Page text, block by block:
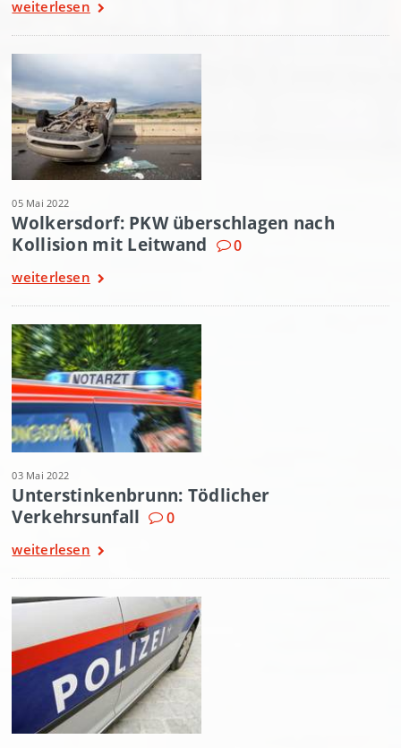
weiterlesen
05 Mai 2022
Wolkersdorf: PKW überschlagen nach
Kollision mit Leitwand
0
weiterlesen
03 Mai 2022
Unterstinkenbrunn: Tödlicher
Verkehrsunfall
0
weiterlesen